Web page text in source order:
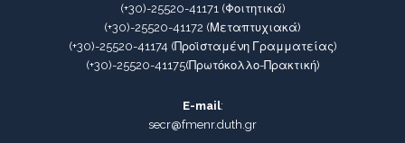
(+30)-25520-41171 (Φοιτητικά)
(+30)-25520-41172 (Μεταπτυχιακά)
(+30)-25520-41174 (Προϊσταμένη Γραμματείας)
(+30)-25520-41175(Πρωτόκολλο-Πρακτική)
E-mail:
secr@fmenr.duth.gr